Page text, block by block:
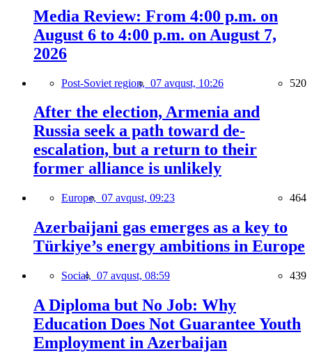
Media Review: From 4:00 p.m. on
August 6 to 4:00 p.m. on August 7,
2026
Post-Soviet region, 07 avqust, 10:26 520
After the election, Armenia and
Russia seek a path toward de-
escalation, but a return to their
former alliance is unlikely
Europe, 07 avqust, 09:23 464
Azerbaijani gas emerges as a key to
Türkiye’s energy ambitions in Europe
Social, 07 avqust, 08:59 439
A Diploma but No Job: Why
Education Does Not Guarantee Youth
Employment in Azerbaijan